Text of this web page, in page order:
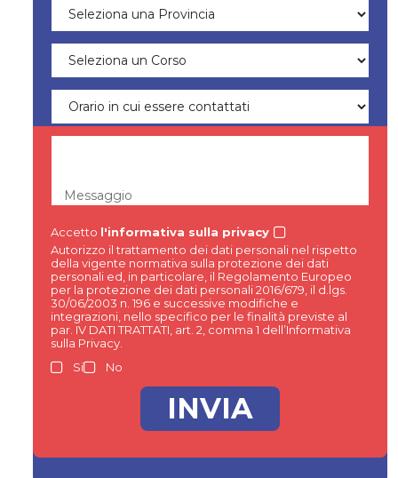
Messaggio
Accetto l'informativa sulla privacy
Autorizzo il trattamento dei dati personali nel rispetto
della vigente normativa sulla protezione dei dati
personali ed, in particolare, il Regolamento Europeo
per la protezione dei dati personali 2016/679, il d.lgs.
30/06/2003 n. 196 e successive modifiche e
integrazioni, nello specifico per le finalità previste al
par. IV DATI TRATTATI, art. 2, comma 1 dell’Informativa
sulla Privacy.
Si
No